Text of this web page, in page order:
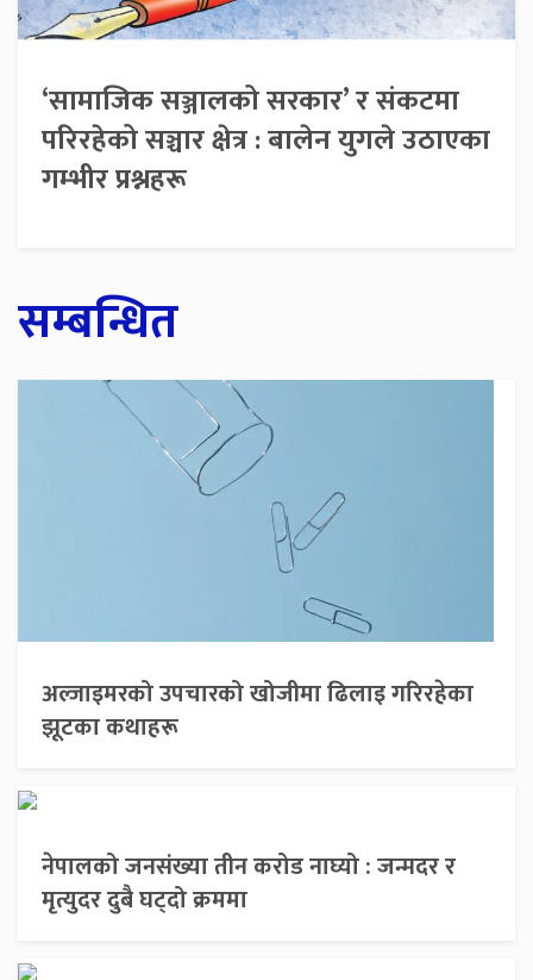
‘सामाजिक सञ्जालको सरकार’ र संकटमा
परिरहेको सञ्चार क्षेत्र : बालेन युगले उठाएका
गम्भीर प्रश्नहरू
सम्बन्धित
अल्जाइमरको उपचारको खोजीमा ढिलाइ गरिरहेका
झूटका कथाहरू
नेपालको जनसंख्या तीन करोड नाघ्यो : जन्मदर र
मृत्युदर दुबै घट्दो क्रममा